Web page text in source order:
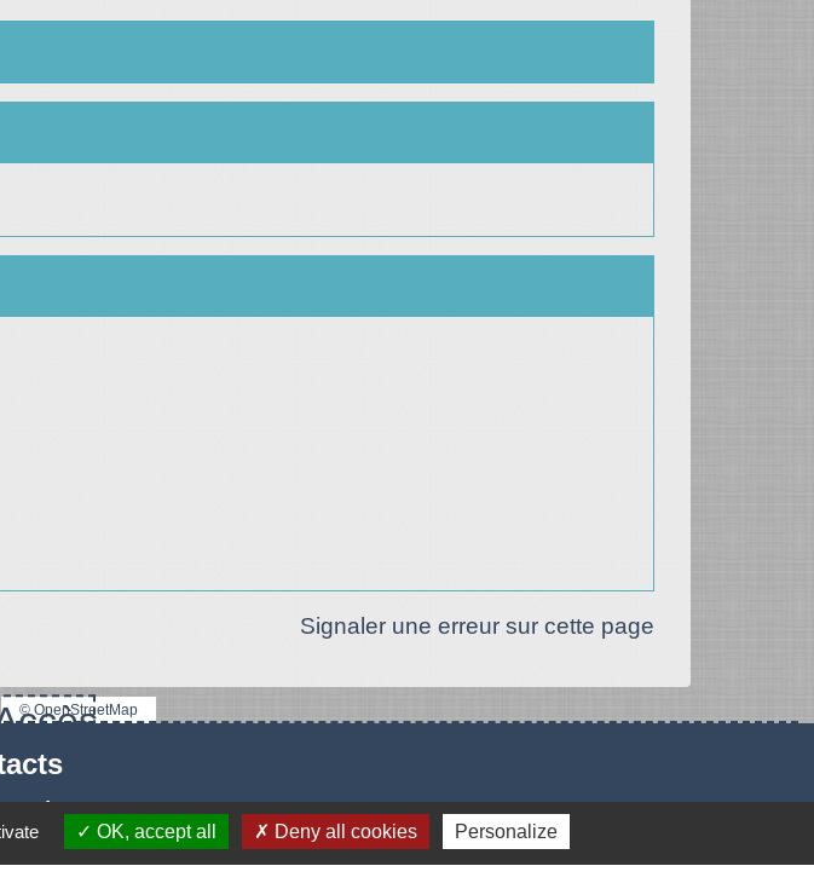
Signaler une erreur sur cette page
© OpenStreetMap
Vigeant
GeorgesOK, accept all Deny all cookies Personalize